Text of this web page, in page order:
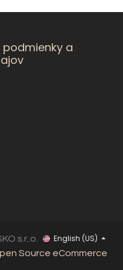
a
s.r..o. English (US)
Source eCommerce